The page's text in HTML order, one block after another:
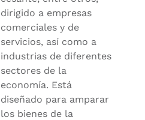
dirigido a empresas
comerciales y de
servicios, así como a
industrias de diferentes
sectores de la
economía. Está
diseñado para amparar
los bienes de la